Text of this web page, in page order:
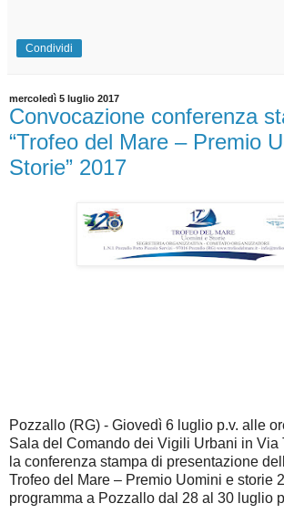
Condividi
mercoledì 5 luglio 2017
Convocazione conferenza
“Trofeo del Mare – Premio
Storie” 2017
Pozzallo (RG) - Giovedì 6 luglio p.v. alle
Sala del Comando dei Vigili Urbani in Via
la conferenza stampa di presentazione
Trofeo del Mare – Premio Uomini e storie
programma a Pozzallo dal 28 al 30 luglio